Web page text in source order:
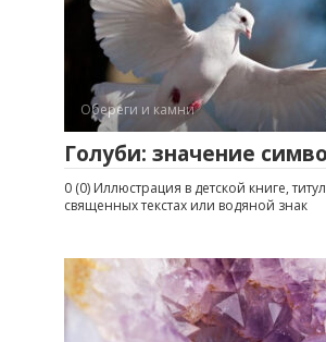
Обереги и камни
Голуби: значение
0 (0) Иллюстрация в детской книге,
священных текстах или водяной знак